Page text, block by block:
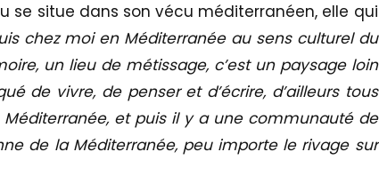
se situe dans son vécu méditerranéen, elle qui
chez moi en Méditerranée au sens culturel du
un lieu de métissage, c’est un paysage loin
de vivre, de penser et d’écrire, d’ailleurs tous
et puis il y a une communauté de
de la Méditerranée, peu importe le rivage sur